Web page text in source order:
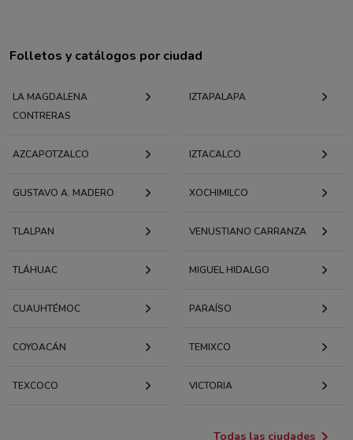
Folletos y catálogos por ciudad
LA MAGDALENA
CONTRERAS
IZTAPALAPA
AZCAPOTZALCO IZTACALCO
GUSTAVO A. MADERO XOCHIMILCO
TLALPAN VENUSTIANO CARRANZA
TLÁHUAC MIGUEL HIDALGO
CUAUHTÉMOC PARAÍSO
COYOACÁN TEMIXCO
TEXCOCO VICTORIA
Todas las ciudades